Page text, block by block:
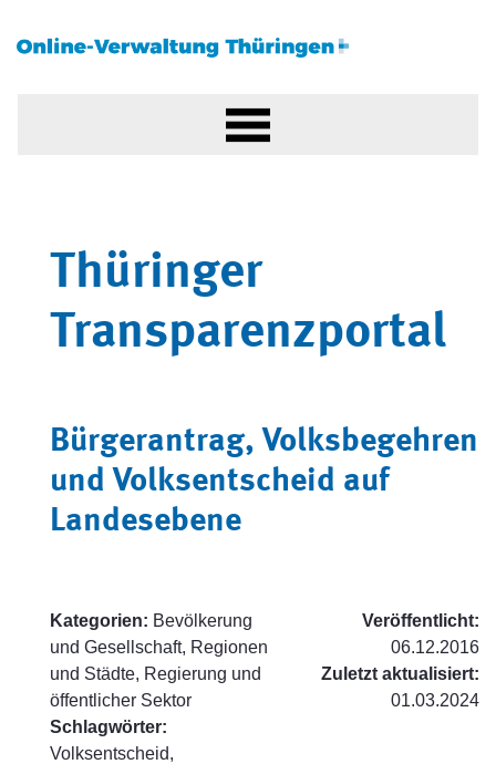
Thüringer
Transparenzportal
Bürgerantrag, Volksbegehren
und Volksentscheid auf
Landesebene
Kategorien: Bevölkerung
und Gesellschaft, Regionen
und Städte, Regierung und
öffentlicher Sektor
Schlagwörter:
Volksentscheid,
Veröffentlicht:
06.12.2016
Zuletzt aktualisiert:
01.03.2024